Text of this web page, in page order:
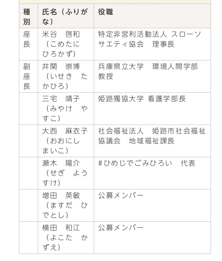
種
別
氏名（ふりが
な）
役職
座
長
米谷 啓和
（こめたに
ひろかず）
特定非営利活動法人 スローソ
サエティ協会 理事長
副
座
長
井関 崇博
（いせき た
かひろ）
兵庫県立大学 環境人間学部
教授
三宅 靖子
（みやけ や
すこ）
姫路獨協大学 看護学部長
大西 麻衣子
（おおにし
まいこ）
社会福祉法人 姫路市社会福祉
協議会 地域福祉課長
瀬木 陽介
（せぎ よう
すけ）
#ひめじでごみひろい 代表
増田 英敏
（ますだ ひ
でとし）
公募メンバー
横田 和江
（よこた か
ずえ）
公募メンバー